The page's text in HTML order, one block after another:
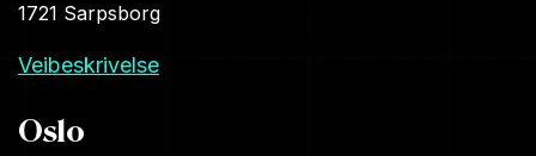
1721 Sarpsborg
Veibeskrivelse
Oslo